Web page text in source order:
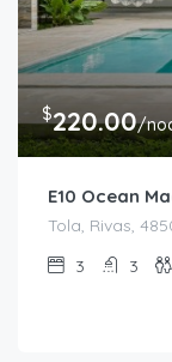
$220.00/
E10 Ocean
Tola, Rivas,
3
3